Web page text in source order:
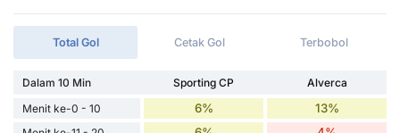
Total Gol Cetak Gol Terbobol
Dalam 10 Min Sporting CP
Alverca
Menit ke-0 - 10
6% 13%